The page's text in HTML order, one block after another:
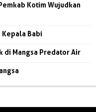
Kotim Wujudkan
Babi
di Mangsa Predator Air